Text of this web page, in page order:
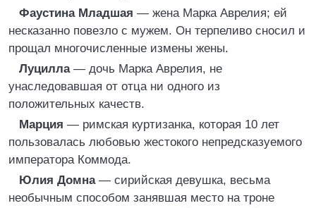
Фаустина Младшая — жена Марка Аврелия; ей
несказанно повезло с мужем. Он терпеливо сносил и
прощал многочисленные измены жены.
Луцилла— дочь Марка Аврелия, не
унаследовавшая от отца ни одного из
положительных качеств.
Марция — римская куртизанка, которая 10 лет
пользовалась любовью жестокого непредсказуемого
императора Коммода.
Юлия Домна— сирийская девушка, весьма
необычным способом занявшая место на троне